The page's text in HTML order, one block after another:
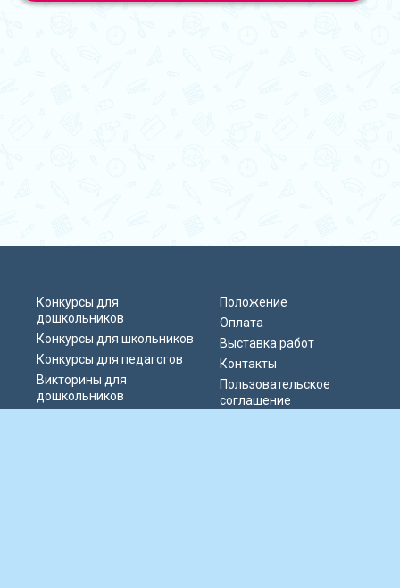
Конкурсы для
дошкольников
Конкурсы для школьников
Конкурсы для педагогов
Викторины для
дошкольников
Положение
Оплата
Выставка работ
Контакты
Пользовательское
соглашение